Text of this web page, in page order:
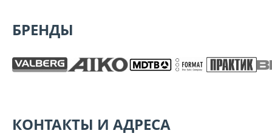
БРЕНДЫ
КОНТАКТЫ И АДРЕСА